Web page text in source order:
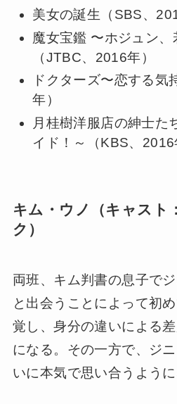
美女の誕生（SBS、
魔女宝鑑 〜ホジュン、
（JTBC、2016年）
ドクターズ〜恋する
年）
月桂樹洋服店の紳士た
イド！～（KBS、2016
キム・ウノ（キャスト
ク）
両班、キム判書の息子で
と出会うことによって初
覚し、身分の違いによる
になる。その一方で、ジ
いに本気で思い合うように